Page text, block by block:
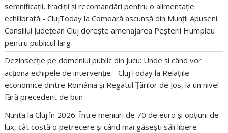
semnificații, tradiții și recomandări pentru o alimentație
echilibrată - ClujToday laComoară ascunsă din Munții Apuseni:
Consiliul Județean Cluj dorește amenajarea Peșterii Humpleu
pentru publicul larg
Dezinsecție pe domeniul public din Jucu: Unde și când vor
acționa echipele de intervenție - ClujToday la Relațiile
economice dintre România și Regatul Țărilor de Jos, la un nivel
fără precedent de bun
Nunta la Cluj în 2026: Între meniuri de 70 de euro și opțiuni de
lux, cât costă o petrecere și când mai găsești săli libere -